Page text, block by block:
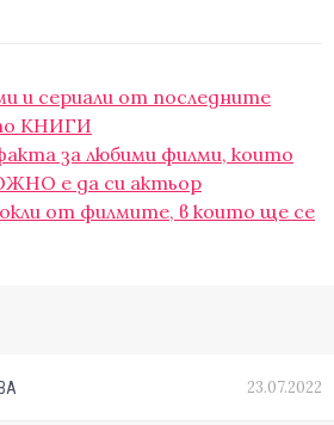
и сериали от последните
КНИГИ
за любими филми, които
е да си актьор
от филмите, в които ще се
23.07.2022